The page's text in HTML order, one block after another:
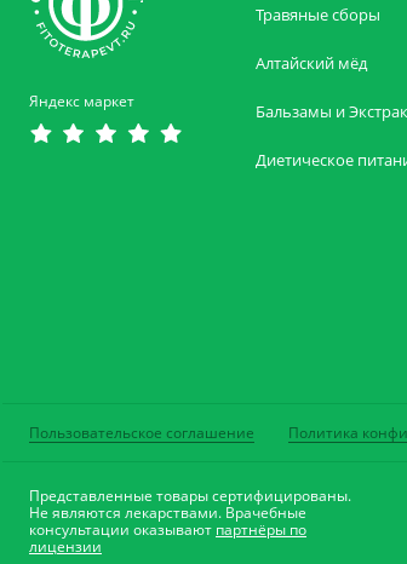
Яндекс маркет
Травяные сборы
Алтайский мёд
Бальзамы и
Диетическое
Пользовательское соглашение Политика
Представленные товары сертифицированы.
Не являются лекарствами. Врачебные
консультации оказывают партнёры по
лицензии